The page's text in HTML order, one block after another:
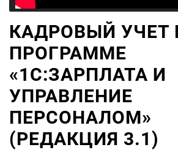
КАДРОВЫЙ УЧЕТ
ПРОГРАММЕ
«1С:ЗАРПЛАТА И
УПРАВЛЕНИЕ
ПЕРСОНАЛОМ»
(РЕДАКЦИЯ 3.1)